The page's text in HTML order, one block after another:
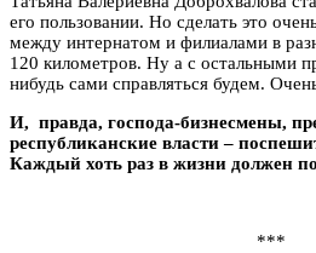
его пользовании. Но сделать это
между интернатом и филиалами в
120 километров. Ну а с остальными
нибудь сами справляться будем.
И, правда, господа-бизнесмены,
республиканские власти –
Каждый хоть раз в жизни должен
***